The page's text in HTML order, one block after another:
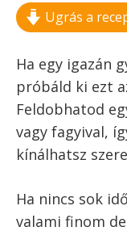
Ugrás a
Ha egy igazán
próbáld ki ezt
Feldobhatod
vagy fagyival,
kínálhatsz
Ha nincs sok
valami finom